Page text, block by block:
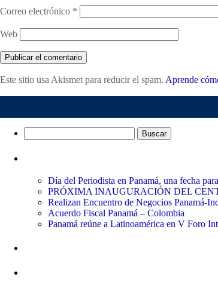
Correo electrónico *
Web
Este sitio usa Akismet para reducir el spam. Aprende
Día del Periodista en Panamá, una fecha
PRÓXIMA INAUGURACIÓN DEL
Realizan Encuentro de Negocios Panamá-
Acuerdo Fiscal Panamá – Colombia
Panamá reúne a Latinoamérica en V Foro